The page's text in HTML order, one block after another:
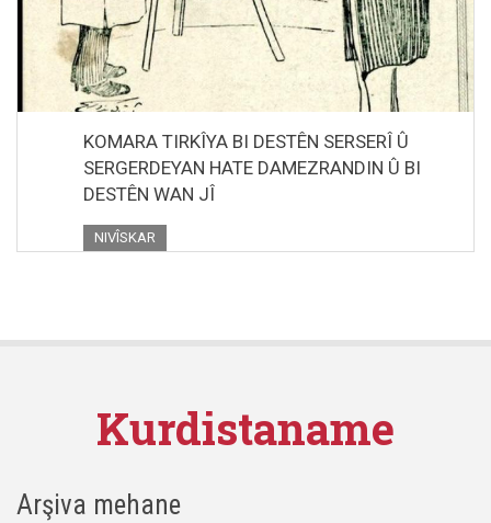
KOMARA TIRKÎYA BI DESTÊN SERSERÎ Û
SERGERDEYAN HATE DAMEZRANDIN Û BI
DESTÊN WAN JÎ
NIVÎSKAR
Kurdistaname
Arşiva mehane